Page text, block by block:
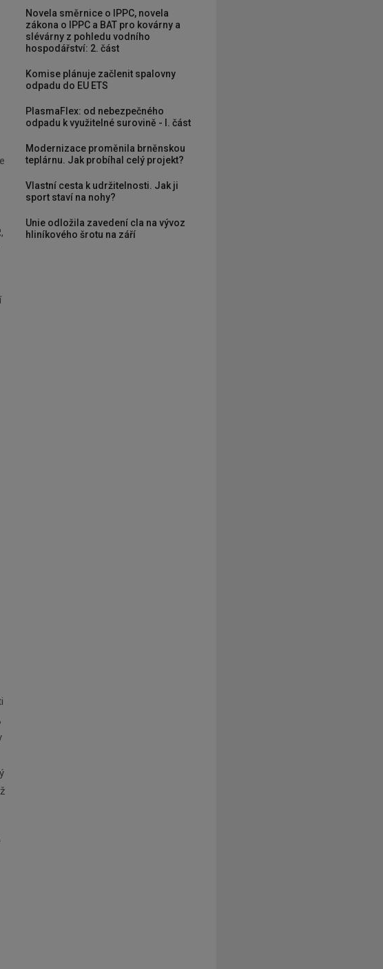
Novela směrnice o IPPC, novela
zákona o IPPC a BAT pro kovárny a
slévárny z pohledu vodního
hospodářství: 2. část
Komise plánuje začlenit spalovny
odpadu do EU ETS
PlasmaFlex: od nebezpečného
odpadu k využitelné surovině - I. část
Modernizace proměnila brněnskou
teplárnu. Jak probíhal celý projekt?
Vlastní cesta k udržitelnosti. Jak ji
sport staví na nohy?
Unie odložila zavedení cla na vývoz
hliníkového šrotu na září
ty
týdně.